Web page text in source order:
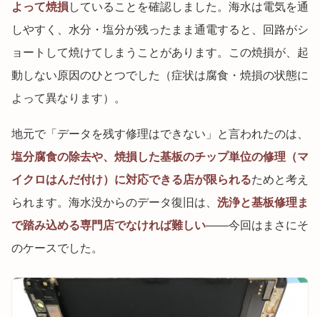
よって焼損 していることを確認しました。海水は電気を通
しやすく、水分・塩分が残ったまま通電すると、回路がシ
ョートして焼けてしまうことがあります。この焼損が、起
動しない原因のひとつでした（症状は腐食・焼損の状態に
よって異なります）。
地元で「データを残す修理はできない」と言われたのは、
塩分腐食の除去や、焼損した基板のチップ単位の修理（マ
イクロはんだ付け）に対応できる店が限られるためと考え
られます。海水没からのデータ復旧は、 洗浄と基板修理ま
で踏み込める専門店でなければ難しい——今回はまさにそ
のケースでした。